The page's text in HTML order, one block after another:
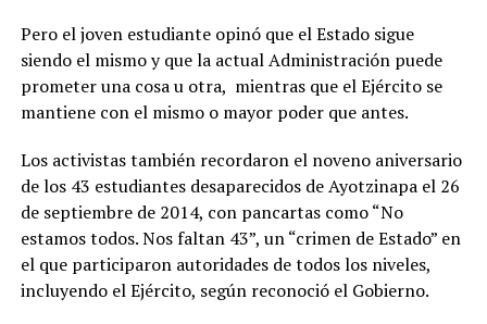
Pero el joven estudiante opinó que el Estado sigue
siendo el mismo y que la actual Administración puede
prometer una cosa u otra, mientras que el Ejército se
mantiene con el mismo o mayor poder que antes.
Los activistas también recordaron el noveno aniversario
de los 43 estudiantes desaparecidos de Ayotzinapa el 26
de septiembre de 2014, con pancartas como “No
estamos todos. Nos faltan 43”, un “crimen de Estado” en
el que participaron autoridades de todos los niveles,
incluyendo el Ejército, según reconoció el Gobierno.